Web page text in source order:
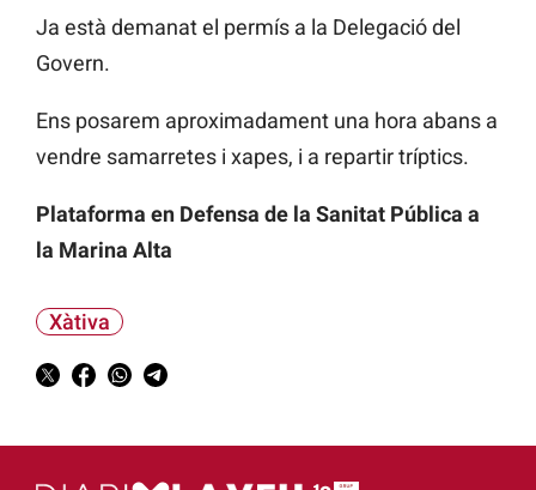
Ja està demanat el permís a la Delegació del
Govern.
Ens posarem aproximadament una hora abans a
vendre samarretes i xapes, i a repartir tríptics.
Plataforma en Defensa de la Sanitat Pública a
la Marina Alta
Xàtiva